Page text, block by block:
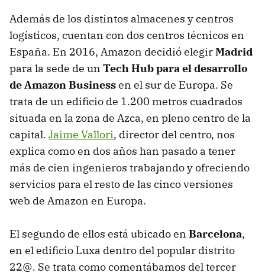
Además de los distintos almacenes y centros
logísticos, cuentan con dos centros técnicos en
España. En 2016, Amazon decidió elegirMadrid
para la sede de un Tech Hub para el desarrollo
de Amazon Businessen el sur de Europa. Se
trata de un edificio de 1.200 metros cuadrados
situada en la zona de Azca, en pleno centro de la
capital. Jaime Vallori, director del centro, nos
explica como en dos años han pasado a tener
más de cien ingenieros trabajando y ofreciendo
servicios para el resto de las cinco versiones
web de Amazon en Europa.
El segundo de ellos está ubicado en Barcelona,
en el edificio Luxa dentro del popular distrito
22@. Se trata como comentábamos del tercer